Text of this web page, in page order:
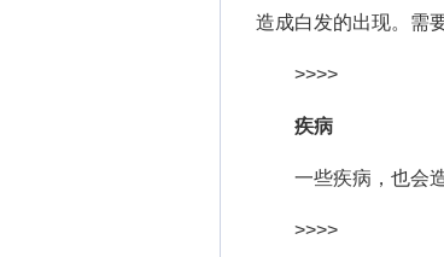
造成白发的出现。需
>>>>
疾病
一些疾病，也会造
>>>>